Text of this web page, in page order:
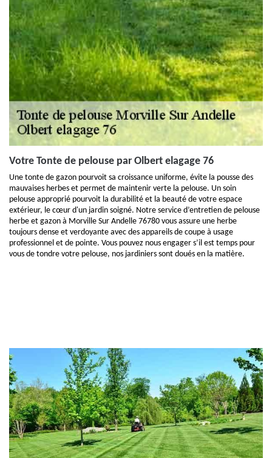
Votre Tonte de pelouse par Olbert elagage 76
Une tonte de gazon pourvoit sa croissance uniforme, évite la pousse des
mauvaises herbes et permet de maintenir verte la pelouse. Un soin
pelouse approprié pourvoit la durabilité et la beauté de votre espace
extérieur, le cœur d'un jardin soigné. Notre service d’entretien de pelouse
herbe et gazon à Morville Sur Andelle 76780 vous assure une herbe
toujours dense et verdoyante avec des appareils de coupe à usage
professionnel et de pointe. Vous pouvez nous engager s’il est temps pour
vous de tondre votre pelouse, nos jardiniers sont doués en la matière.